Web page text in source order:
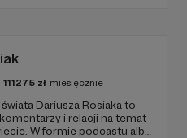
111275 zł miesięcznie
Dariusza Rosiaka to
i relacji na temat
W formie podcastu albo